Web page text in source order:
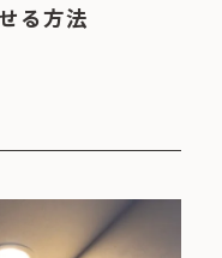
る方法